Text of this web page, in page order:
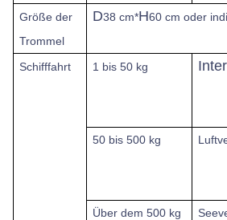
Größe der
Trommel
D38 cm*H60 cm oder
Schifffahrt 1 bis 50 kg
50 bis 500 kg
Über dem 500 kg